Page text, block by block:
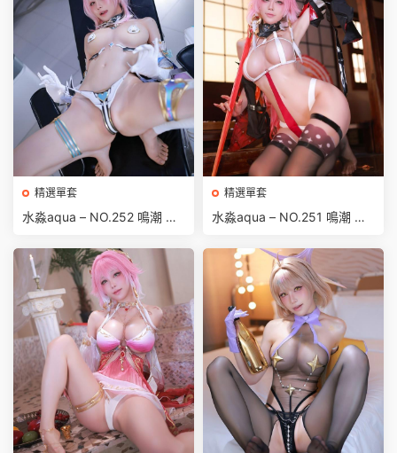
精選單套
水淼aqua – NO.252 鳴潮 愛
精選單套
水淼aqua – NO.251 鳴潮 長